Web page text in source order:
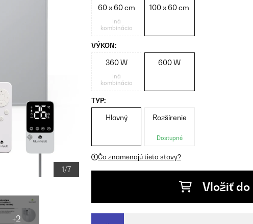
1/7
+2
60 x 60 cm
Iná
kombinácia
100 x 60 cm
VÝKON:
360 W
Iná
kombinácia
600 W
TYP:
Hlavný Rozšírenie
Dostupné
Čo znamenajú tieto stavy?
Vložiť do